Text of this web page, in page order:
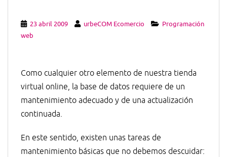
23 abril 2009 urbeCOM Ecomercio
Programación
web
Como cualquier otro elemento de nuestra tienda
virtual online, la base de datos requiere de un
mantenimiento adecuado y de una actualización
continuada.
En este sentido, existen unas tareas de
mantenimiento básicas que no debemos descuidar: